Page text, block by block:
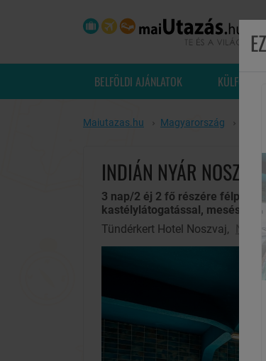
BELFÖLDI AJÁNLATOK KÜLFÖLDI
Maiutazas.hu Magyarország
INDIÁN NYÁR
3 nap/2 éj 2 fő részére
kastélylátogatással, mesés
Tündérkert Hotel Noszvaj,